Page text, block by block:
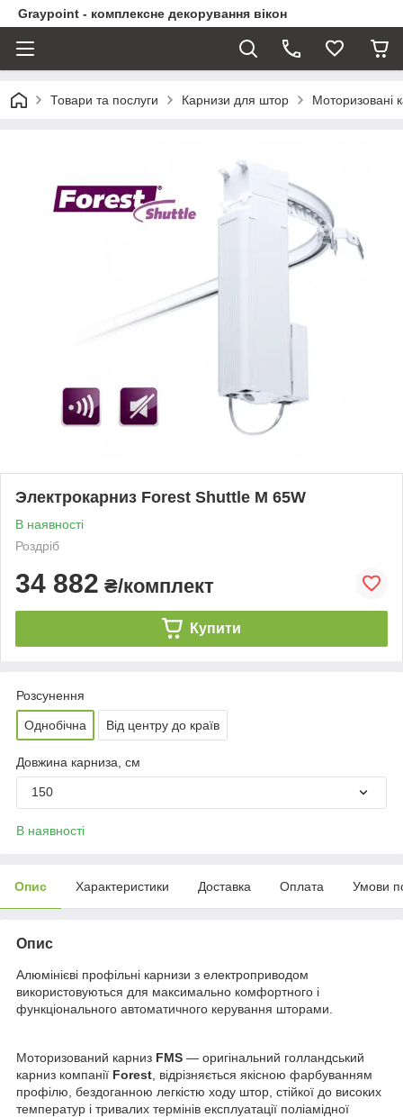
Graypoint - комплексне декорування вікон
Товари та послуги Карнизи для штор Моторизовані
Электрокарниз Forest Shuttle M 65W
В наявності
Роздріб
34 882 ₴/комплект
Купити
Розсунення
Однобічна Від центру до країв
Довжина карниза, см
150
В наявності
Опис Характеристики Доставка Оплата Умови
Опис
Алюмінієві профільні карнизи з електроприводом
використовуються для максимально комфортного і
функціонального автоматичного керування шторами.
Моторизований карниз FMS ― оригінальний голландський
карниз компанії Forest , відрізняється якісною фарбуванням
профілю, бездоганною легкістю ходу штор, стійкої до високих
температур і тривалих термінів експлуатації поліамідної